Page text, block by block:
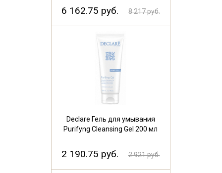
6 162.75 руб. 8 217 руб.
Declare Гель для умывания
Purifyng Cleansing Gel 200 мл
2 190.75 руб. 2 921 руб.